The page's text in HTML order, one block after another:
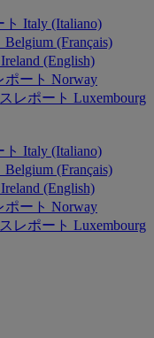
Italy (Italiano)
Belgium (Français)
Ireland (English)
Norway
Luxembourg
Italy (Italiano)
Belgium (Français)
Ireland (English)
Norway
Luxembourg